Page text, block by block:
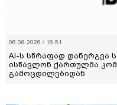
06.08.2026 / 16:51
AI-ს სწრაფად დანერგვა
ისწავლონ ქართულმა
გამოცდილებიდან